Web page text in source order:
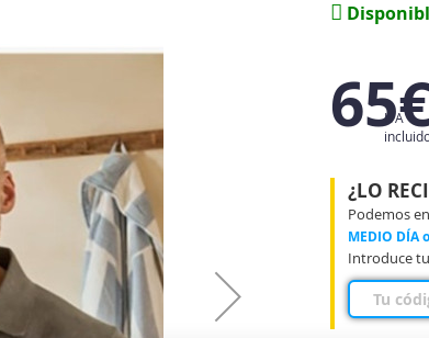
IVA
¿LO
Podemos
MEDIO DÍA
Introduce